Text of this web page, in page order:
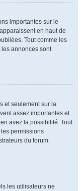
importantes sur le
en haut de
Tout comme les
annonces sont
et seulement sur la
assez importantes et
avez la possibilité. Tout
permissions
du forum.
les utilisateurs ne